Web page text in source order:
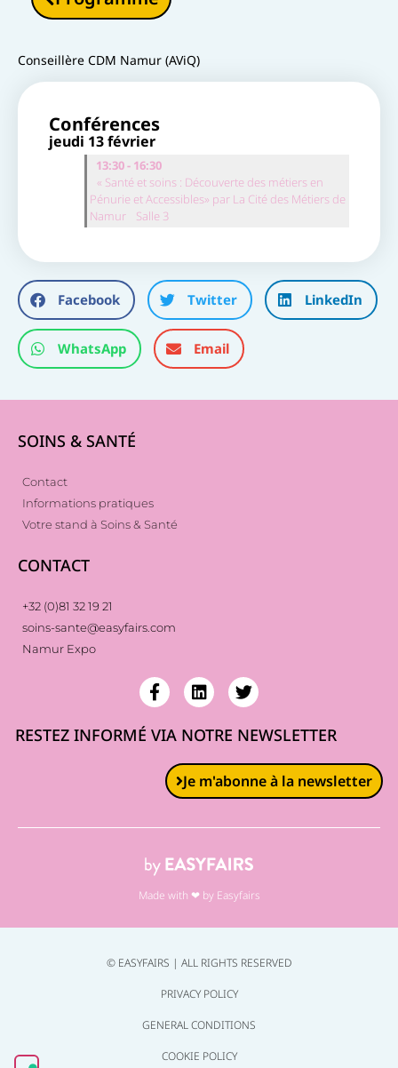
Conseillère CDM Namur (AViQ)
Conférences
jeudi 13 février
13:30 - 16:30
« Santé et soins : Découverte des métiers en
Pénurie et Accessibles» par La Cité des Métiers de
Namur
Salle 3
Facebook Twitter LinkedIn
WhatsApp Email
SOINS & SANTÉ
Contact
Informations pratiques
Votre stand à Soins & Santé
CONTACT
+32 (0)81 32 19 21
soins-sante@easyfairs.com
Namur Expo
RESTEZ INFORMÉ VIA NOTRE NEWSLETTER
Je m'abonne à la newsletter
Made with ❤ by Easyfairs
© EASYFAIRS | ALL RIGHTS RESERVED
PRIVACY POLICY
GENERAL CONDITIONS
COOKIE POLICY